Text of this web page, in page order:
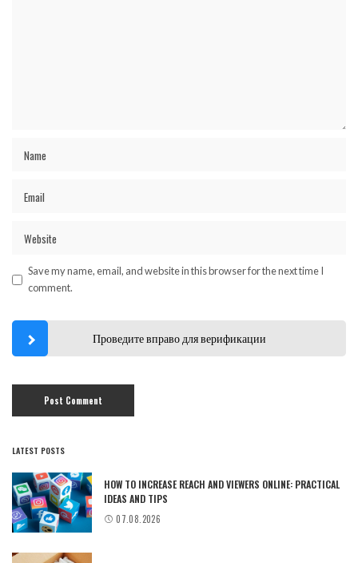
Save my name, email, and website in this browser for the next time I
comment.
Проведите вправо для верификации
LATEST POSTS
HOW TO INCREASE REACH AND VIEWERS ONLINE: PRACTICAL
IDEAS AND TIPS
07.08.2026